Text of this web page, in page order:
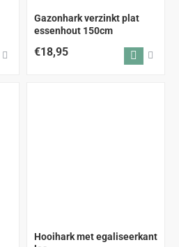
ALLEEN AFHALEN
Gazonhark verzinkt plat
essenhout 150cm
€18,95
Hooihark met egaliseerkant